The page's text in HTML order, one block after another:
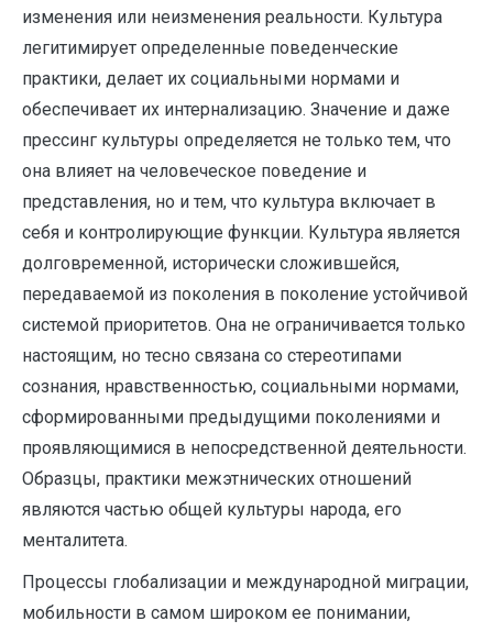
изменения или неизменения реальности. Культура
легитимирует определенные поведенческие
практики, делает их социальными нормами и
обеспечивает их интернализацию. Значение и даже
прессинг культуры определяется не только тем, что
она влияет на человеческое поведение и
представления, но и тем, что культура включает в
себя и контролирующие функции. Культура является
долговременной, исторически сложившейся,
передаваемой из поколения в поколение устойчивой
системой приоритетов. Она не ограничивается только
настоящим, но тесно связана со стереотипами
сознания, нравственностью, социальными нормами,
сформированными предыдущими поколениями и
проявляющимися в непосредственной деятельности.
Образцы, практики межэтнических отношений
являются частью общей культуры народа, его
менталитета.
Процессы глобализации и международной миграции,
мобильности в самом широком ее понимании,